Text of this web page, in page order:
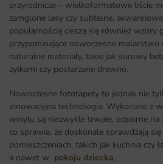
przyrodnicze – wielkoformatowe liście
zamglone lasy czy subtelne,
popularnością cieszą się również wzory
przypominające nowoczesne
naturalne materiały, takie jak surowy
żyłkami czy postarzane drewno.
Nowoczesne fototapety to jednak nie
innowacyjna technologia. Wykonane z
winylu są niezwykle trwałe, odporne na
co sprawia, że doskonale sprawdzają
pomieszczeniach, takich jak kuchnia czy
a nawet w pokoju dziecka,